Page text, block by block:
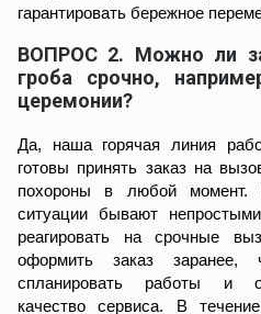
гарантировать бережное
ВОПРОС 2. Можно ли
гроба срочно,
церемонии?
Да, наша горячая линия
готовы принять заказ на
похороны в любой
ситуации бывают
реагировать на срочные
оформить заказ
спланировать работы и
качество сервиса. В